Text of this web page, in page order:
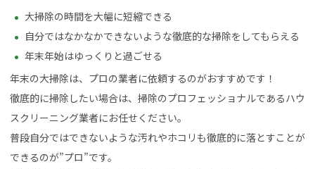
大掃除の時間を大幅に短縮できる
自分ではなかなかできないような徹底的な掃除をしてもらえる
年末年始はゆっくりと過ごせる
年末の大掃除は、プロの業者に依頼するのがおすすめです！
徹底的に掃除したい場合は、掃除のプロフェッショナルであるハウ
スクリーニング業者にお任せください。
普段自分ではできないような汚れやホコリも徹底的に落とすことが
できるのが”プロ”です。